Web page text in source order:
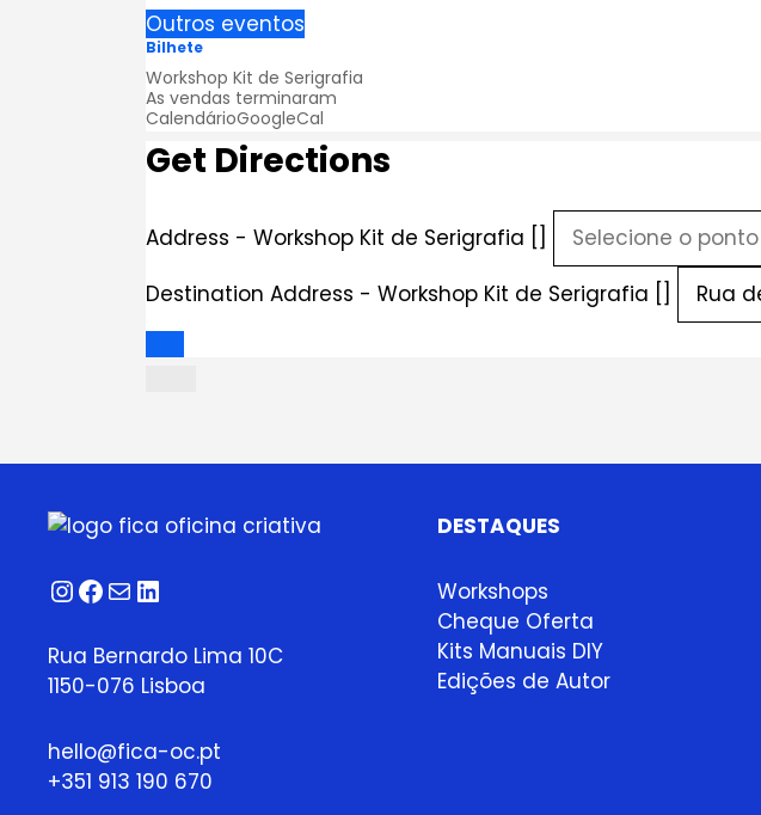
Outros eventos
Bilhete
Workshop Kit de Serigrafia
As vendas terminaram
CalendárioGoogleCal
Get Directions
Address - Workshop Kit de Serigrafia []
Destination Address - Workshop Kit de Serigrafia []
Instagram
Facebook
Correio
LinkedIn
Rua Bernardo Lima 10C
1150-076 Lisboa
hello@fica-oc.pt
+351 913 190 670
DESTAQUES
Workshops
Cheque Oferta
Kits Manuais DIY
Edições de Autor